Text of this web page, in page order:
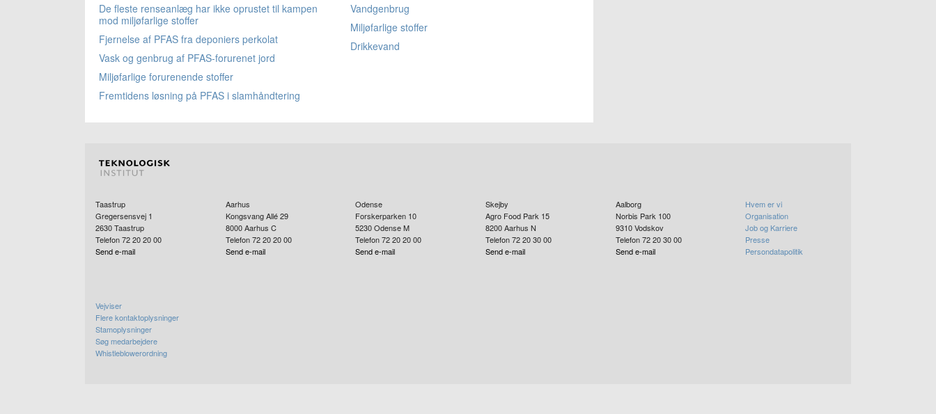
De fleste renseanlæg har ikke oprustet til kampen
mod miljøfarlige stoffer
Fjernelse af PFAS fra deponiers perkolat
Vask og genbrug af PFAS-forurenet jord
Miljøfarlige forurenende stoffer
Fremtidens løsning på PFAS i slamhåndtering
Vandgenbrug
Miljøfarlige stoffer
Drikkevand
Taastrup
Gregersensvej 1
2630Taastrup
Telefon 72 20 20 00
Send e-mail
Aarhus
Kongsvang Allé 29
8000 Aarhus C
Telefon 72 20 20 00
Send e-mail
Odense
Forskerparken 10
5230 Odense M
Telefon 72 20 20 00
Send e-mail
Skejby
Agro Food Park 15
8200Aarhus N
Telefon 72 20 30 00
Send e-mail
Aalborg
Norbis Park 100
9310 Vodskov
Telefon 72 20 30 00
Send e-mail
Hvem er vi
Organisation
Job og Karriere
Presse
Persondatapolitik
Vejviser
Flere kontaktoplysninger
Stamoplysninger
Søg medarbejdere
Whistleblowerordning